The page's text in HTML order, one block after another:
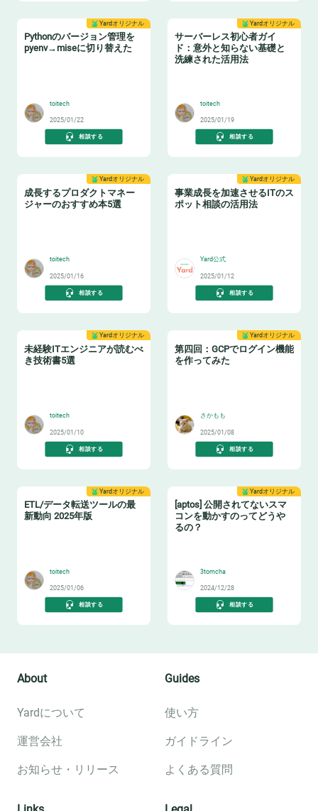
Yardオリジナル
Pythonのバージョン管理を
pyenv→miseに切り替えた
toitech
2025/01/22
相談する
Yardオリジナル
サーバーレス初心者ガイ
ド：意外と知らない基礎と
洗練された活用法
toitech
2025/01/19
相談する
Yardオリジナル
成長するプロダクトマネー
ジャーのおすすめ本5選
toitech
2025/01/16
相談する
Yardオリジナル
事業成長を加速させるITのス
ポット相談の活用法
Yard公式
2025/01/12
相談する
Yardオリジナル
未経験ITエンジニアが読むべ
き技術書5選
toitech
2025/01/10
相談する
Yardオリジナル
第四回：GCPでログイン機能
を作ってみた
さかもも
2025/01/08
相談する
Yardオリジナル
ETL/データ転送ツールの最
新動向 2025年版
toitech
2025/01/06
相談する
Yardオリジナル
[aptos] 公開されてないスマ
コンを動かすのってどうや
るの？
3tomcha
2024/12/28
相談する
About
Yardについて
運営会社
お知らせ・リリース
Guides
使い方
ガイドライン
よくある質問